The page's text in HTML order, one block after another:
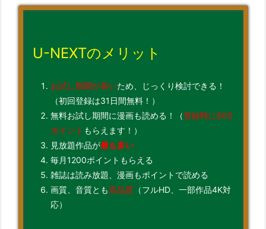
U-NEXTのメリット
お試し期間が長いため、じっくり検討できる！
（初回登録は31日間無料！）
無料お試し期間に漫画も読める！（登録時に600
ポイント もらえます！）
見放題作品が最も多い
毎月1200ポイントもらえる
雑誌は読み放題、漫画もポイントで読める
画質、音質とも高品質（フルHD、一部作品4K対
応）